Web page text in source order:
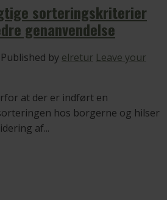
sorteringskriterier
genanvendelse
Published by elretur Leave your
at der er indført en
hos borgerne og hilser
af...